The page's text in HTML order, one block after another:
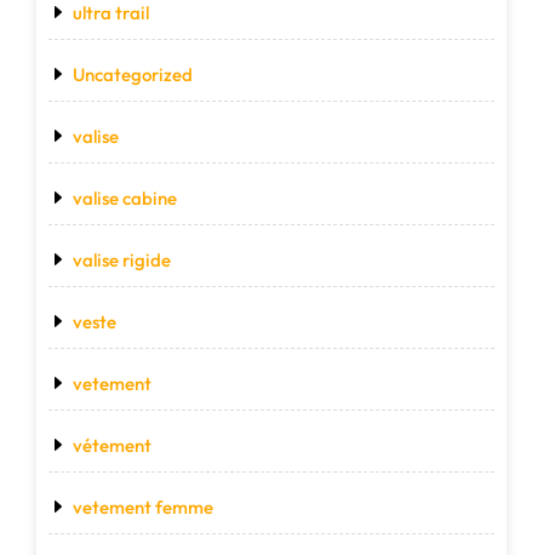
ultra trail
Uncategorized
valise
valise cabine
valise rigide
veste
vetement
vétement
vetement femme